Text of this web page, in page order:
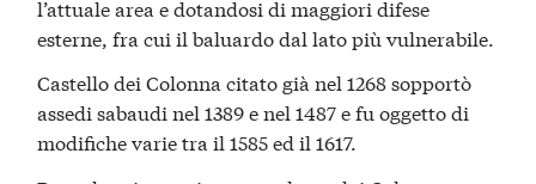
l’attuale area e dotandosi di maggiori difese
esterne, fra cui il baluardo dal lato più vulnerabile.
Castello dei Colonna citato già nel 1268 sopportò
assedi sabaudi nel 1389 e nel 1487 e fu oggetto di
modifiche varie tra il 1585 ed il 1617.